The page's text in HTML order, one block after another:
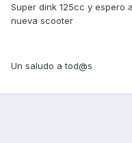
Super dink 125cc y espero
nueva scooter
Un saludo a tod@s